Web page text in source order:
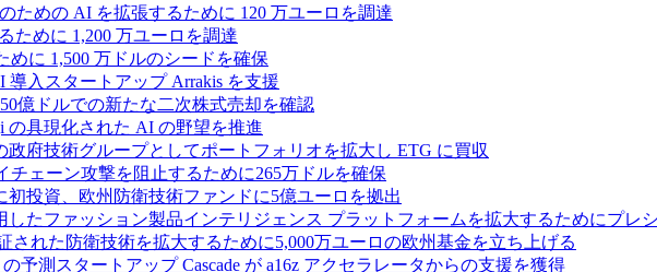
ための AI を拡張するために 120 万ユーロを調達
ために 1,200 万ユーロを調達
に 1,500 万ドルのシードを確保
導入スタートアップ Arrakis を支援
億ドルでの新たな二次株式売却を確認
の具現化された AI の野望を推進
政府技術グループとしてポートフォリオを拡大し ETG に買収
チェーン攻撃を阻止するために265万ドルを確保
投資、欧州防衛技術ファンドに5億ユーロを拠出
したファッション製品インテリジェンス プラットフォームを拡大するためにプレ
された防衛技術を拡大するために5,000万ユーロの欧州基金を立ち上げる
予測スタートアップ Cascade が a16z アクセラレータからの支援を獲得